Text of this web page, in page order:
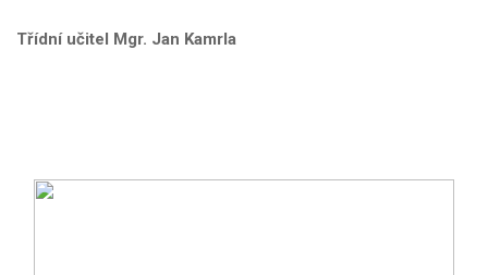
Třídní učitel Mgr. Jan Kamrla